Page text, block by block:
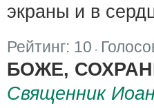
экраны и в
Рейтинг: 10 |
БОЖЕ,
Священник